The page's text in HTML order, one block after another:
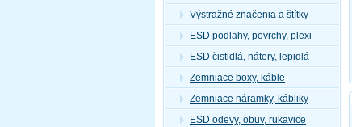
Výstražné značenia a štítky
ESD podlahy, povrchy, plexi
ESD čistidlá, nátery, lepidlá
Zemniace boxy, káble
Zemniace náramky, kábliky
ESD odevy, obuv, rukavice